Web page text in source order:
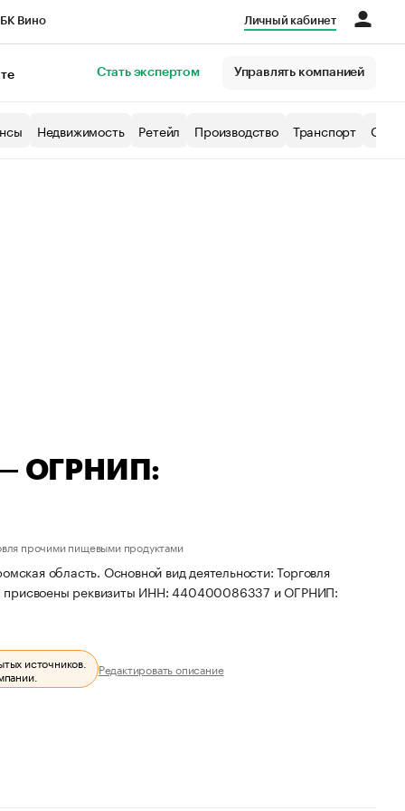
Вино Личный кабинет
Стать экспертом Управлять компанией
Недвижимость Ретейл Производство Транспорт
— ОГРНИП:
прочими пищевыми продуктами
область. Основной вид деятельности: Торговля
присвоены реквизиты ИНН: 440400086337 и ОГРНИП:
источников.
Редактировать описание